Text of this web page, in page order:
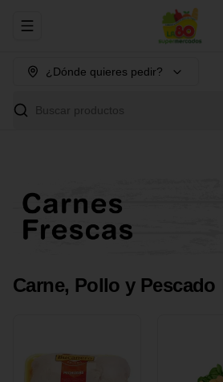
Abrir menu de navegación
¿Dónde quieres pedir?
Buscar productos
Carne, Pollo y Pescado